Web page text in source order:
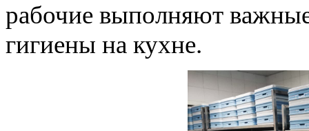
рабочие выполняют
гигиены на кухне.